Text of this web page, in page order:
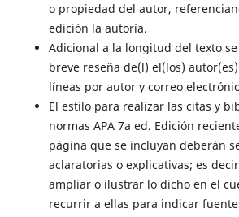
o propiedad del autor,
edición la autoría.
Adicional a la longitud del texto
breve reseña de(l) el(los)
líneas por autor y correo
El estilo para realizar las citas y
normas APA 7a ed. Edición
página que se incluyan deberán
aclaratorias o explicativas; es
ampliar o ilustrar lo dicho en el
recurrir a ellas para indicar